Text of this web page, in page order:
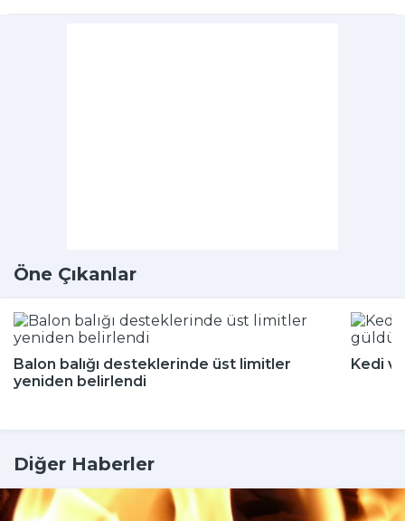
Öne Çıkanlar
Balon balığı desteklerinde üst limitler
yeniden belirlendi
Kedi
Diğer Haberler